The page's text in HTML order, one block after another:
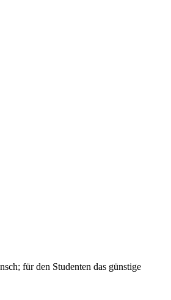
für den Studenten das günstige